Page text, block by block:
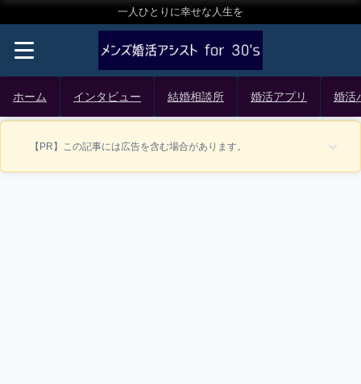
一人ひとりに幸せな人生を
ホーム インタビュー 結婚相談所 婚活アプリ 婚活
【PR】この記事には広告を含む場合があります。